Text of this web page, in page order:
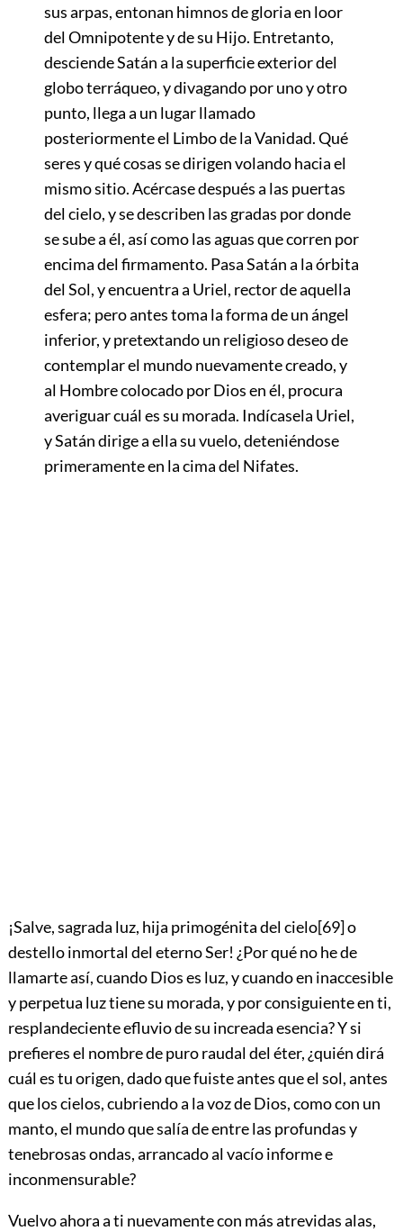
sus arpas, entonan himnos de gloria en loor
del Omnipotente y de su Hijo. Entretanto,
desciende Satán a la superficie exterior del
globo terráqueo, y divagando por uno y otro
punto, llega a un lugar llamado
posteriormente el Limbo de la Vanidad. Qué
seres y qué cosas se dirigen volando hacia el
mismo sitio. Acércase después a las puertas
del cielo, y se describen las gradas por donde
se sube a él, así como las aguas que corren por
encima del firmamento. Pasa Satán a la órbita
del Sol, y encuentra a Uriel, rector de aquella
esfera; pero antes toma la forma de un ángel
inferior, y pretextando un religioso deseo de
contemplar el mundo nuevamente creado, y
al Hombre colocado por Dios en él, procura
averiguar cuál es su morada. Indícasela Uriel,
y Satán dirige a ella su vuelo, deteniéndose
primeramente en la cima del Nifates.
¡Salve, sagrada luz, hija primogénita del cielo[69]o
destello inmortal del eterno Ser! ¿Por qué no he de
llamarte así, cuando Dios es luz, y cuando en inaccesible
y perpetua luz tiene su morada, y por consiguiente en ti,
resplandeciente efluvio de su increada esencia? Y si
prefieres el nombre de puro raudal del éter, ¿quién dirá
cuál es tu origen, dado que fuiste antes que el sol, antes
que los cielos, cubriendo a la voz de Dios, como con un
manto, el mundo que salía de entre las profundas y
tenebrosas ondas, arrancado al vacío informe e
inconmensurable?
Vuelvo ahora a ti nuevamente con más atrevidas alas,